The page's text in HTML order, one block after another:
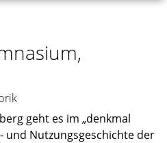
geht es im „denkmal
und Nutzungs­ge­schichte der